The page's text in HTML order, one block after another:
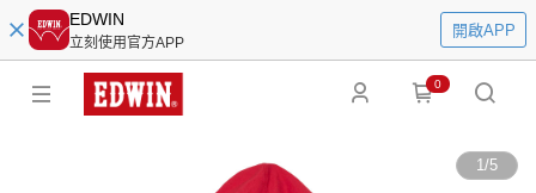
EDWIN
立刻使用官方APP
開啟APP
0
1/5